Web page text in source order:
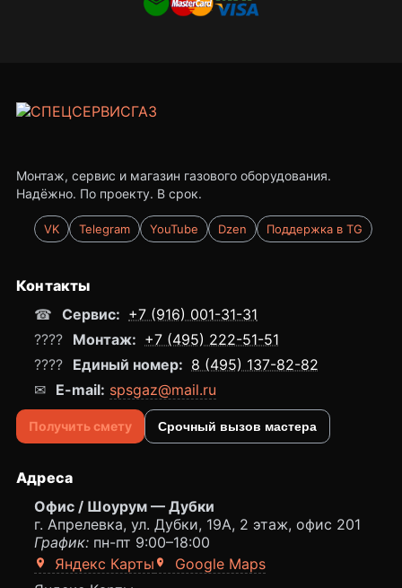
Монтаж, сервис и магазин газового оборудования.
Надёжно. По проекту. В срок.
VK Telegram YouTube Dzen Поддержка в TG
Контакты
☎ Сервис: +7 (916) 001-31-31
???? Монтаж: +7 (495) 222-51-51
???? Единый номер: 8 (495) 137-82-82
✉ E-mail: spsgaz@mail.ru
Получить смету Срочный вызов мастера
Адреса
Офис / Шоурум — Дубки
г. Апрелевка, ул. Дубки, 19А, 2 этаж, офис 201
График: пн-пт 9:00–18:00
Яндекс Карты
Google Maps